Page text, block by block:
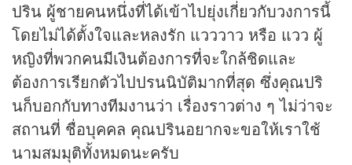
ปริน ผู้ชายคนหนึ่งที่ได้เข้าไปยุ่งเกี่ยวกับวงการนี้
โดยไม่ได้ตั้งใจและหลงรัก แวววาว หรือ แวว ผู้
หญิงที่พวกคนมีเงินต้องการที่จะใกล้ชิดและ
ต้องการเรียกตัวไปปรนนิบัติมากที่สุด ซึ่งคุณปริ
นก็บอกกับทางทีมงานว่า เรื่องราวต่าง ๆ ไม่ว่าจะ
สถานที่ ชื่อบุคคล คุณปรินอยากจะขอให้เราใช้
นามสมมุติทั้งหมดนะครับ